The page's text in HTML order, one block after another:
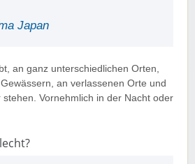
Japan
an ganz unterschiedlichen Orten,
an verlassenen Orte und
stehen. Vornehmlich in der Nacht oder